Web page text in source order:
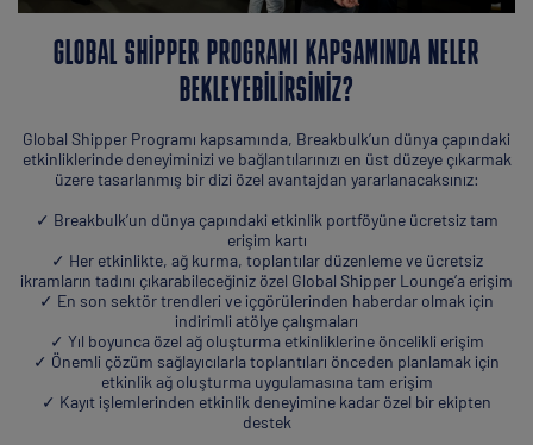
GLOBAL SHIPPER PROGRAMI KAPSAMINDA NELER
BEKLEYEBILIRSINIZ?
Global Shipper Programı kapsamında, Breakbulk’un dünya çapındaki
etkinliklerinde deneyiminizi ve bağlantılarınızı en üst düzeye çıkarmak
üzere tasarlanmış bir dizi özel avantajdan yararlanacaksınız:
✓ Breakbulk’un dünya çapındaki etkinlik portföyüne ücretsiz tam
erişim kartı
✓ Her etkinlikte, ağ kurma, toplantılar düzenleme ve ücretsiz
ikramların tadını çıkarabileceğiniz özel Global Shipper Lounge’a erişim
✓ En son sektör trendleri ve içgörülerinden haberdar olmak için
indirimli atölye çalışmaları
✓ Yıl boyunca özel ağ oluşturma etkinliklerine öncelikli erişim
✓ Önemli çözüm sağlayıcılarla toplantıları önceden planlamak için
etkinlik ağ oluşturma uygulamasına tam erişim
✓ Kayıt işlemlerinden etkinlik deneyimine kadar özel bir ekipten
destek